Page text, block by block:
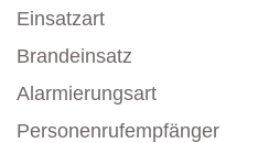
Einsatzart
Brandeinsatz
Alarmierungsart
Personenrufempfänger